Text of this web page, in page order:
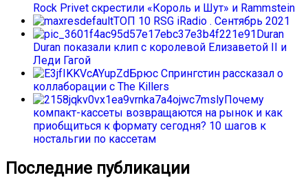
Rock Privet скрестили «Король и Шут» и Rammstein
ТОП 10 RSG iRadio . Сентябрь 2021
Duran
Duran показали клип с королевой Елизаветой II и
Леди Гагой
Брюс Спрингстин рассказал о
коллаборации с The Killers
Почему
компакт-кассеты возвращаются на рынок и как
приобщиться к формату сегодня? 10 шагов к
ностальгии по кассетам
Последние публикации